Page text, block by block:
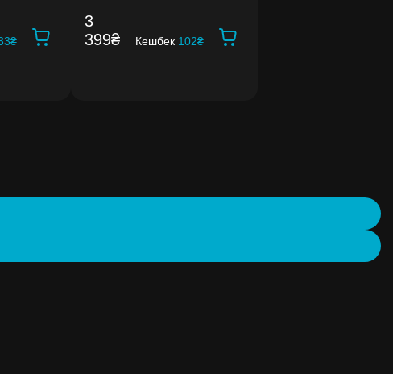
3
399₴
Кешбек 102₴